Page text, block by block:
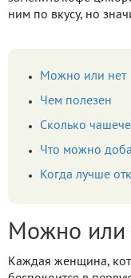
ним по вкусу, но
Можно или нет
Чем полезен
Сколько
Что можно
Когда лучше
Можно или
Каждая женщина,